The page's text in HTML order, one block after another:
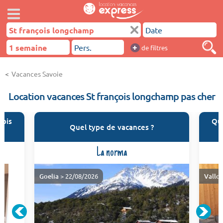
+ de filtres
Vacances Savoie
Location vacances St françois longchamp pas cher
Quel type de vacances ?
La norma
Goelia > 22/08/2026